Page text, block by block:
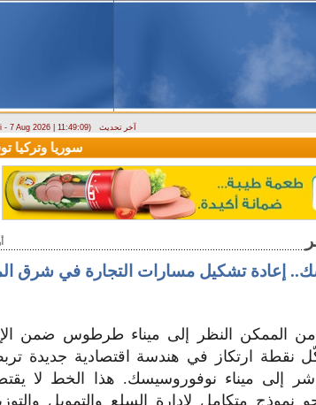
- 7 Aug 2026 | 11:49:09) آخر تحديث
سوريا وتركيا
إعادة تشكيل مسارات التجارة في شرق
الممكن النظر إلى ميناء طرطوس ضمن
نقطة ارتكاز في هندسة اقتصادية جديدة
إلى ميناء نوفوروسيسك. هذا الخط لا
نموذج متكامل لإدارة السلع والتمويل